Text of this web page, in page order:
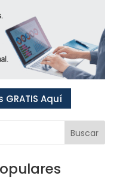
Aquí
Buscar